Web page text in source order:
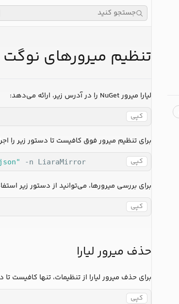
تنظیم میرورهای نوگت
لیارا میرور NuGet را در آدرس زیر، ارائه می‌دهد:
کپی
برای تنظیم میرور فوق کافیست تا دستور زیر را
کپی -n LiaraMirror
برای بررسی میرورها، می‌توانید از دستور زیر
کپی
حذف میرور لیارا
برای حذف میرور لیارا از تنظیمات، تنها کافیست تا
کپی
جستجو کنید